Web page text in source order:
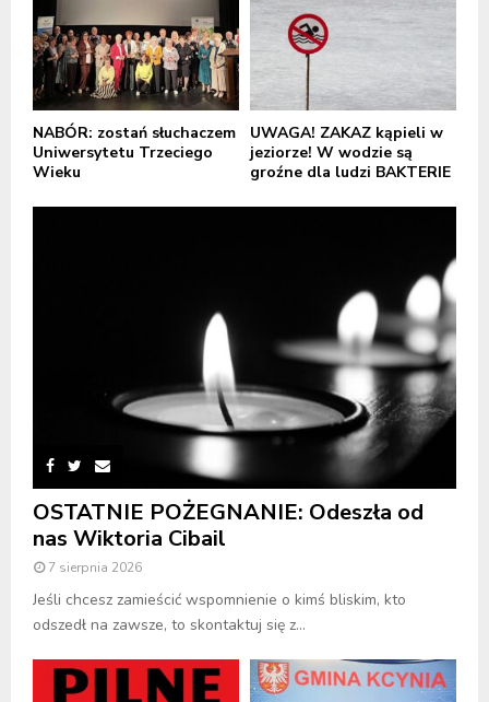
NABÓR: zostań słuchaczem
Uniwersytetu Trzeciego
Wieku
UWAGA! ZAKAZ kąpieli w
jeziorze! W wodzie są
groźne dla ludzi BAKTERIE
OSTATNIE POŻEGNANIE: Odeszła od
nas Wiktoria Cibail
7 sierpnia 2026
Jeśli chcesz zamieścić wspomnienie o kimś bliskim, kto
odszedł na zawsze, to skontaktuj się z...